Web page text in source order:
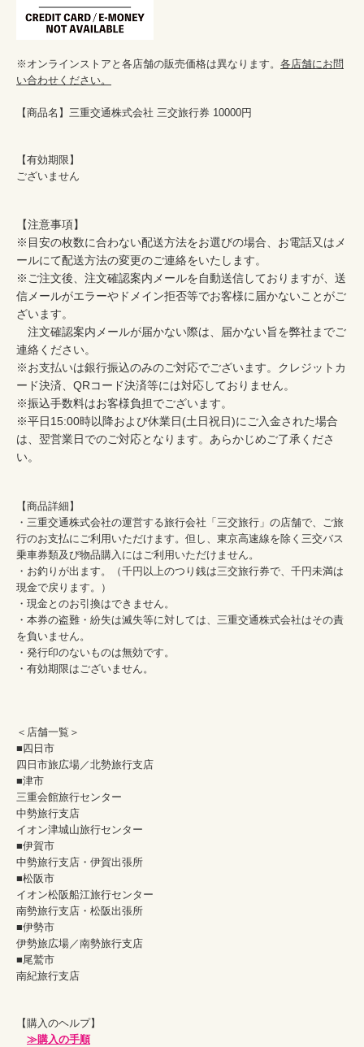
※オンラインストアと各店舗の販売価格は異なります。 各店舗にお問
い合わせください。
【商品名】三重交通株式会社 三交旅行券 10000円
【有効期限】
ございません
【注意事項】
※目安の枚数に合わない配送方法をお選びの場合、お電話又はメ
ールにて配送方法の変更のご連絡をいたします。
※ご注文後、注文確認案内メールを自動送信しておりますが、送
信メールがエラーやドメイン拒否等でお客様に届かないことがご
ざいます。
注文確認案内メールが届かない際は、届かない旨を弊社までご
連絡ください。
※お支払いは銀行振込のみのご対応でございます。クレジットカ
ード決済、QRコード決済等には対応しておりません。
※振込手数料はお客様負担でございます。
※平日15:00時以降および休業日(土日祝日)にご入金された場合
は、翌営業日でのご対応となります。あらかじめご了承くださ
い。
【商品詳細】
・三重交通株式会社の運営する旅行会社「三交旅行」の店舗で、ご旅
行のお支払にご利用いただけます。但し、東京高速線を除く三交バス
乗車券類及び物品購入にはご利用いただけません。
・お釣りが出ます。（千円以上のつり銭は三交旅行券で、千円未満は
現金で戻ります。）
・現金とのお引換はできません。
・本券の盗難・紛失は滅失等に対しては、三重交通株式会社はその責
を負いません。
・発行印のないものは無効です。
・有効期限はございません。
＜店舗一覧＞
■四日市
四日市旅広場／北勢旅行支店
■津市
三重会館旅行センター
中勢旅行支店
イオン津城山旅行センター
■伊賀市
中勢旅行支店・伊賀出張所
■松阪市
イオン松阪船江旅行センター
南勢旅行支店・松阪出張所
■伊勢市
伊勢旅広場／南勢旅行支店
■尾鷲市
南紀旅行支店
【購入のヘルプ】
≫購入の手順